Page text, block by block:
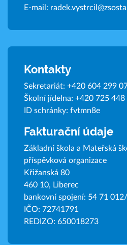
E-mail:
Kontakty
Sekretariát: +420 604 299
Školní jídelna: +420 725 448
ID schránky: fvtmn8e
Fakturační údaje
Základní škola a Mateřská
příspěvková organizace
Křižanská 80
460 10, Liberec
bankovní spojení: 54 71
IČO: 72741791
REDIZO: 650018273